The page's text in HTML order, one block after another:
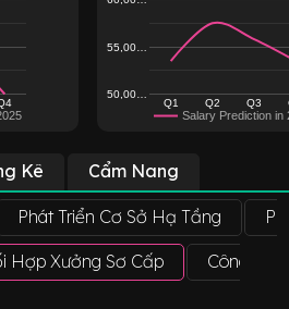
Salary Prediction in
Q1 Q2 Q3
50,00…
55,00…
Kê Cẩm Nang
Phát Triển Cơ Sở Hạ Tầng
Hợp Xưởng Sơ Cấp Công